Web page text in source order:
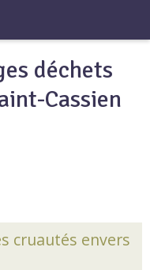
déchets
Cassien
cruautés envers